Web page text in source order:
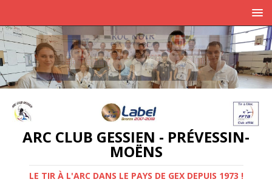
ARC CLUB GESSIEN - PRÉVESSIN-
MOËNS
LE TIR À L'ARC DANS LE PAYS DE GEX DEPUIS 1973 !